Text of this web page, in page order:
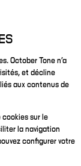
October Tone n’a
et décline
aux contenus de
sur le
la navigation
configurer votre